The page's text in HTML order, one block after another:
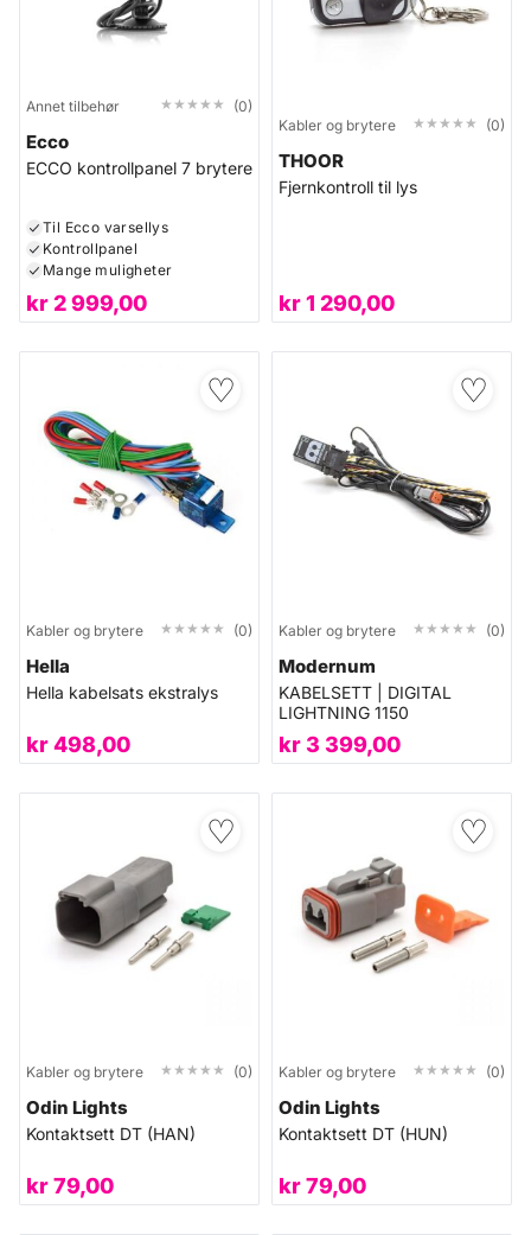
Annet tilbehør ★★★★★
★★★★★ (0)
Ecco
ECCO kontrollpanel 7 brytere
Til Ecco varsellys
Kontrollpanel
Mange muligheter
kr2 999,00
Kabler og brytere ★★★★★
★★★★★ (0)
THOOR
Fjernkontroll til lys
kr1 290,00
♡
Kabler og brytere ★★★★★
★★★★★ (0)
Hella
Hella kabelsats ekstralys
kr498,00
♡
Kabler og brytere ★★★★★
★★★★★ (0)
Modernum
KABELSETT | DIGITAL
LIGHTNING 1150
kr3 399,00
♡
Kabler og brytere ★★★★★
★★★★★ (0)
Odin Lights
Kontaktsett DT (HAN)
kr79,00
♡
Kabler og brytere ★★★★★
★★★★★ (0)
Odin Lights
Kontaktsett DT (HUN)
kr79,00